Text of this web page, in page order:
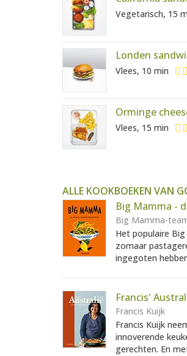
Vegetarisch, 15
Londen
Vlees, 10 min
Orminge
Vlees, 15 min
ALLE KOOKBOEKEN VAN
Big Mamma -
Big Mamma-
Het populaire
zomaar
ingegoten
Francis'
Francis Kuijk
Francis Kuijk
innoverende
gerechten. En